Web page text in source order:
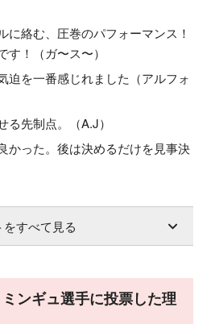
に絡む、圧巻のパフォーマンス！
す！（ガ〜ス〜）
迫を一番感じれました（アルフォ
る先制点。（A.J）
かった。後は決めるだけを見事決
すべて見る
ンギュ選手に投票した理